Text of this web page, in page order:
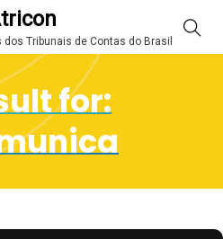
Tribunais de Contas do Brasil
for: